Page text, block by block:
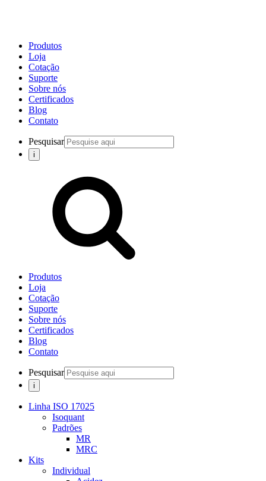
Produtos
Loja
Cotação
Suporte
Sobre nós
Certificados
Blog
Contato
Pesquisar
Produtos
Loja
Cotação
Suporte
Sobre nós
Certificados
Blog
Contato
Pesquisar
Linha ISO 17025
Isoquant
Padrões
MR
MRC
Kits
Individual